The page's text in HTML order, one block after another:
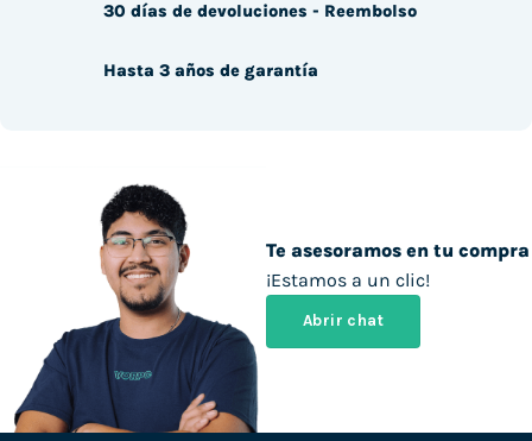
Te asesoramos en tu compra
¡Estamos a un clic!
Abrir chat
30 días de devoluciones - Reembolso
Hasta 3 años de garantía